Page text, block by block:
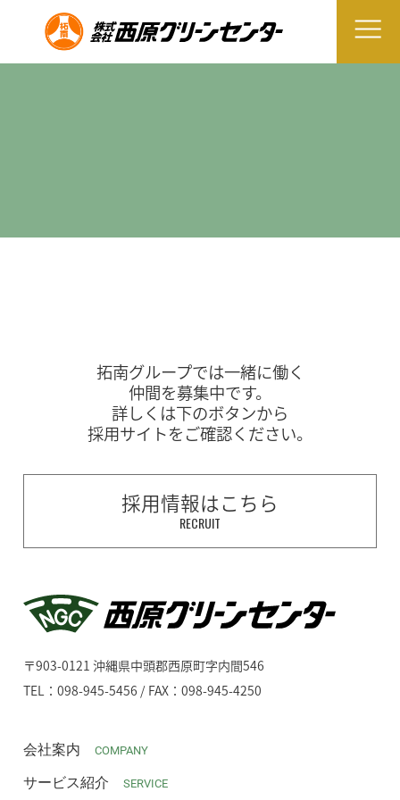
拓南グループでは一緒に働く
仲間を募集中です。
詳しくは下のボタンから
採用サイトをご確認ください。
採用情報はこちら
RECRUIT
〒903-0121 沖縄県中頭郡西原町字内間546
TEL：098-945-5456 / FAX：098-945-4250
会社案内 COMPANY
サービス紹介 SERVICE